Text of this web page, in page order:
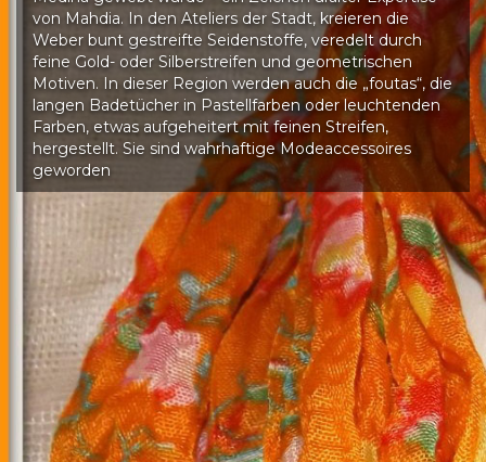
von Mahdia. In den Ateliers der Stadt, kreieren die
Weber bunt gestreifte Seidenstoffe, veredelt durch
feine Gold- oder Silberstreifen und geometrischen
Motiven. In dieser Region werden auch die „foutas“, die
langen Badetücher in Pastellfarben oder leuchtenden
Farben, etwas aufgeheitert mit feinen Streifen,
hergestellt. Sie sind wahrhaftige Modeaccessoires
geworden